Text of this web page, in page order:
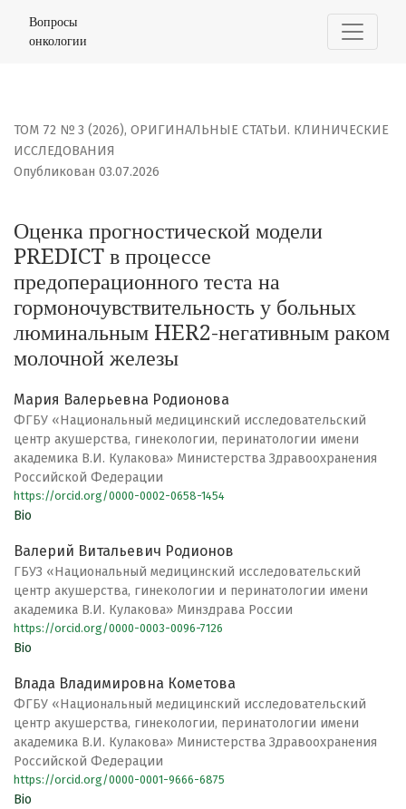
Оценка прогностической модели PREDICT в
Вопросы
онкологии
ТОМ 72 № 3 (2026), ОРИГИНАЛЬНЫЕ СТАТЬИ. КЛИНИЧЕСКИЕ
ИССЛЕДОВАНИЯ
Оценка прогностической модели
PREDICT в процессе
предоперационного теста на
гормоночувствительность у больных
люминальным HER2-негативным раком
молочной железы
Опубликован 03.07.2026
Мария Валерьевна Родионова
ФГБУ «Национальный медицинский исследовательский
центр акушерства, гинекологии, перинатологии имени
академика В.И. Кулакова» Министерства Здравоохранения
Российской Федерации
https://orcid.org/0000-0002-0658-1454
Bio
Валерий Витальевич Родионов
ГБУЗ «Национальный медицинский исследовательский
центр акушерства, гинекологии и перинатологии имени
академика В.И. Кулакова» Минздрава России
https://orcid.org/0000-0003-0096-7126
Bio
Влада Владимировна Кометова
ФГБУ «Национальный медицинский исследовательский
центр акушерства, гинекологии, перинатологии имени
академика В.И. Кулакова» Министерства Здравоохранения
Российской Федерации
https://orcid.org/0000-0001-9666-6875
Bio